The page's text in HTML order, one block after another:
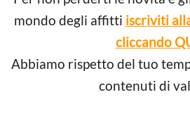
mondo degli affitti iscriviti
cliccando
Abbiamo rispetto del tuo
contenuti di